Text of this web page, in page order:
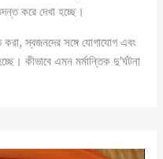
করে দেখা হচ্ছে।
করা, স্বজনদের সঙ্গে যোগাযোগ এবং
কীভাবে এমন মর্মান্তিক দু’র্ঘটনা